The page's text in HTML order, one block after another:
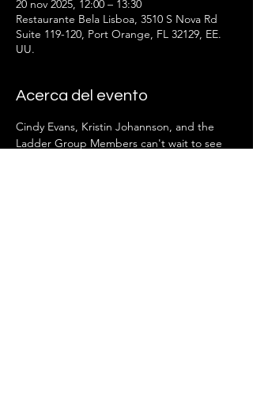
20 nov 2025, 12:00 – 13:30
Restaurante Bela Lisboa, 3510 S Nova Rd
Suite 119-120, Port Orange, FL 32129, EE.
UU.
Acerca del evento
Cindy Evans, Kristin Johannson, and the
Ladder Group Members can't wait to see